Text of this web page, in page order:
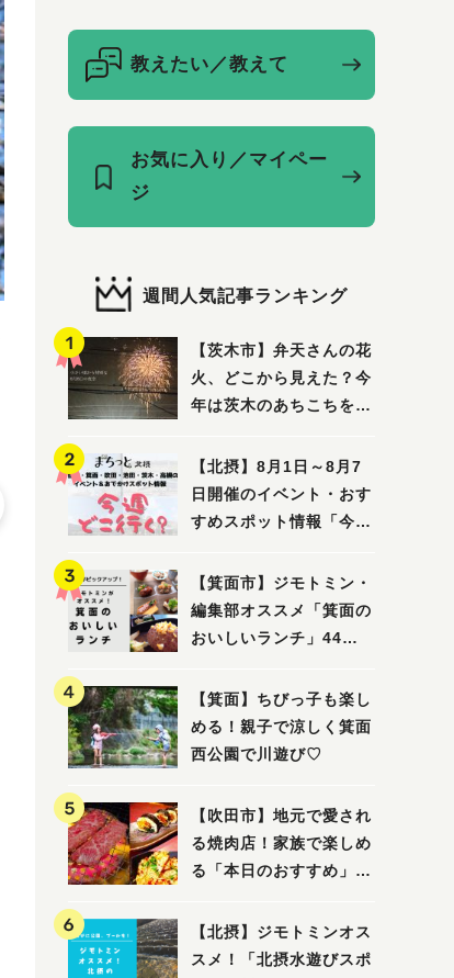
教えたい／教えて
お気に入り／マイペー
ジ
週間人気記事ランキング
【茨木市】弁天さんの花
火、どこから見えた？今
年は茨木のあちこちを巡
【北摂】8月1日～8月7
日開催のイベント・おす
すめスポット情報「今週
面・吹田・池田・茨木・
高槻）
【箕面市】ジモトミン・
編集部オススメ「箕面の
おいしいランチ」44
から穴場まで！〜
【箕面】ちびっ子も楽し
める！親子で涼しく箕面
西公園で川遊び♡
【吹田市】地元で愛され
る焼肉店！家族で楽しめ
る「本日のおすすめ」で
【北摂】ジモトミンオス
スメ！「北摂水遊びスポ